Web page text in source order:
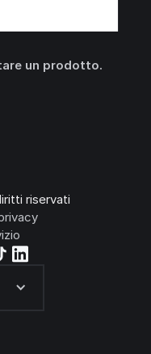
un prodotto.
riservati